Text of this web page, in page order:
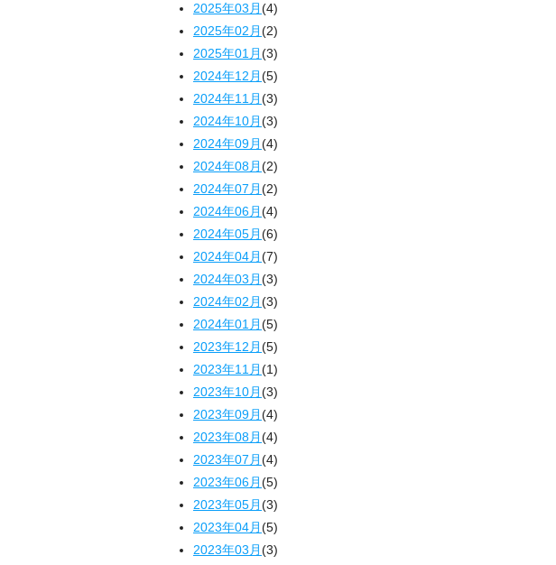
2025年03月(4)
2025年02月(2)
2025年01月(3)
2024年12月(5)
2024年11月(3)
2024年10月(3)
2024年09月(4)
2024年08月(2)
2024年07月(2)
2024年06月(4)
2024年05月(6)
2024年04月(7)
2024年03月(3)
2024年02月(3)
2024年01月(5)
2023年12月(5)
2023年11月(1)
2023年10月(3)
2023年09月(4)
2023年08月(4)
2023年07月(4)
2023年06月(5)
2023年05月(3)
2023年04月(5)
2023年03月(3)